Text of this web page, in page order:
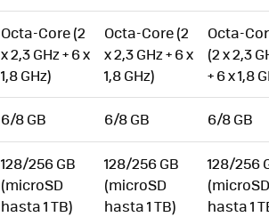
Octa-Core (2
x 2,3 GHz + 6 x
1,8 GHz)
Octa-Core (2
x 2,3 GHz + 6 x
1,8 GHz)
Octa-
(2 x 2,3
+ 6 x 1,8
6/8 GB 6/8 GB 6/8 GB
128/256 GB
(microSD
hasta 1 TB)
128/256 GB
(microSD
hasta 1 TB)
128/256
(microSD
hasta 1